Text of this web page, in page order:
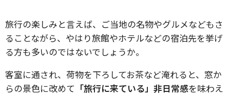
旅行の楽しみと言えば、ご当地の名物やグルメなどもさ
ることながら、やはり旅館やホテルなどの宿泊先を挙げ
る方も多いのではないでしょうか。
客室に通され、荷物を下ろしてお茶など淹れると、窓か
らの景色に改めて 「旅行に来ている」非日常感を味わえ